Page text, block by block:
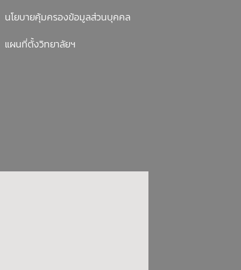
นโยบายคุ้มครองข้อมูลส่วนบุคคล
แผนที่ตั้งวิทยาลัยฯ